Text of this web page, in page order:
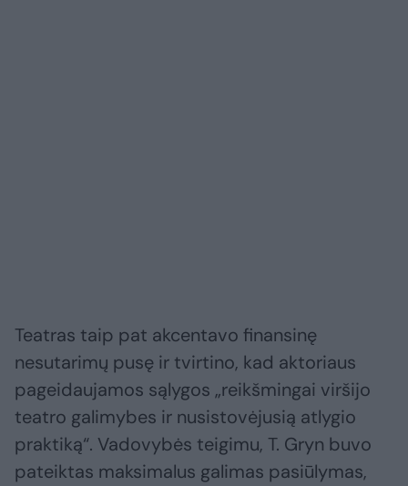
Teatras taip pat akcentavo finansinę
nesutarimų pusę ir tvirtino, kad aktoriaus
pageidaujamos sąlygos „reikšmingai viršijo
teatro galimybes ir nusistovėjusią atlygio
praktiką“. Vadovybės teigimu, T. Gryn buvo
pateiktas maksimalus galimas pasiūlymas,